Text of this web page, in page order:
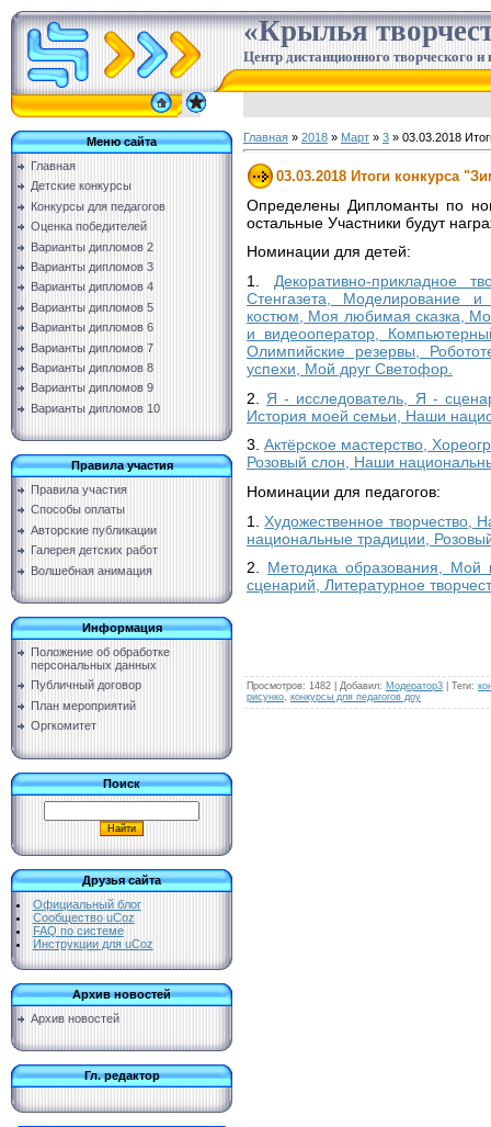
«Крылья
Центр дистанционного творческого и
Меню сайта
Главная
Детские конкурсы
Конкурсы для педагогов
Оценка победителей
Варианты дипломов 2
Варианты дипломов 3
Варианты дипломов 4
Варианты дипломов 5
Варианты дипломов 6
Варианты дипломов 7
Варианты дипломов 8
Варианты дипломов 9
Варианты дипломов 10
Правила участия
Правила участия
Способы оплаты
Авторские публикации
Галерея детских работ
Волшебная анимация
Информация
Положение об обработке
персональных данных
Публичный договор
План мероприятий
Оргкомитет
Поиск
Друзья сайта
Официальный блог
Сообщество uCoz
FAQ по системе
Инструкции для uCoz
Архив новостей
Архив новостей
Гл. редактор
Главная » 2018 » Март » 3 » 03.03.2018
03.03.2018 Итоги конкурса
Определены Дипломанты по
остальные Участники будут
Номинации для детей:
1. Декоративно-прикладное
Стенгазета, Моделирование
костюм, Моя любимая сказка,
и видеооператор,
Олимпийские резервы,
успехи, Мой друг Светофор.
2. Я - исследователь, Я -
История моей семьи, Наши
3. Актёрское мастерство,
Розовый слон, Наши
Номинации для педагогов:
1. Художественное творчество,
национальные традиции,
2. Методика образования, Мой
сценарий, Литературное
Просмотров: 1482 Добавил: Модератор3 Теги:
рисунко конкурсы для педагогов доу